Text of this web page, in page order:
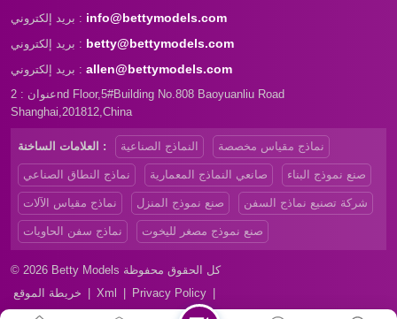
بريد إلكتروني : info@bettymodels.com
بريد إلكتروني : betty@bettymodels.com
بريد إلكتروني : allen@bettymodels.com
عنوان : 2nd Floor,5#Building No.808 Baoyuanliu Road
Shanghai,201812,China
العلامات الساخنة : النماذج الصناعية نماذج مقياس مخصصة
نماذج النطاق الصناعي صانعي النماذج المعمارية صنع نموذج البناء
نماذج مقياس الآلات صنع نموذج المنزل شركة تصنيع نماذج السفن
نماذج سفن الحاويات صنع نموذج مصغر لليخوت
© 2026 Betty Models كل الحقوق محفوظة
خريطة الموقع
Xml Privacy Policy